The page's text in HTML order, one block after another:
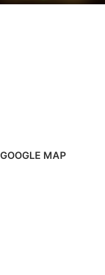
GOOGLE MAP